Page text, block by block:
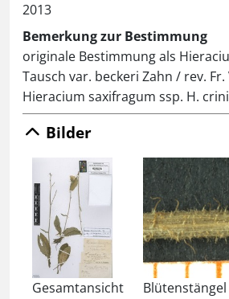
2013
Bemerkung zur Bestimmung
originale Bestimmung als
Tausch var. beckeri Zahn / rev.
Hieracium saxifragum ssp. H.
Bilder
Gesamtansicht Blütenstängel